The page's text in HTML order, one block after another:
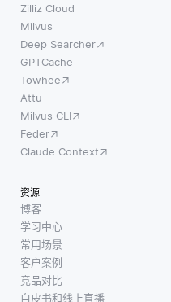
Zilliz Cloud
Milvus
Deep Searcher
GPTCache
Towhee
Attu
Milvus CLI
Feder
Claude Context
资源
博客
学习中心
常用场景
客户案例
竞品对比
白皮书和线上直播